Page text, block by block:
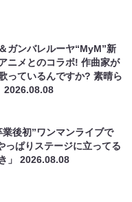
ガンバレルーヤ“MyM”新
ニメとのコラボ! 作曲家が
っているんですか? 素晴ら
2026.08.08
業後初”ワンマンライブで
っぱりステージに立ってる
」2026.08.08